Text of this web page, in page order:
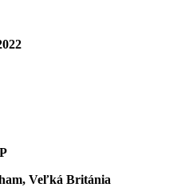
Veľká Británia